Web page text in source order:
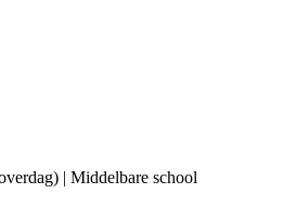
| Middelbare school